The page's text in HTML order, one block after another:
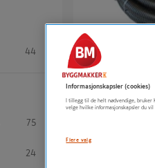
44
75
24
DRENSKVEIL
1 735kr/
Informasjonskapsler (cookies)
I tillegg til de helt nødvendige, bruker
velge hvilke informasjonskapsler du
Flere valg